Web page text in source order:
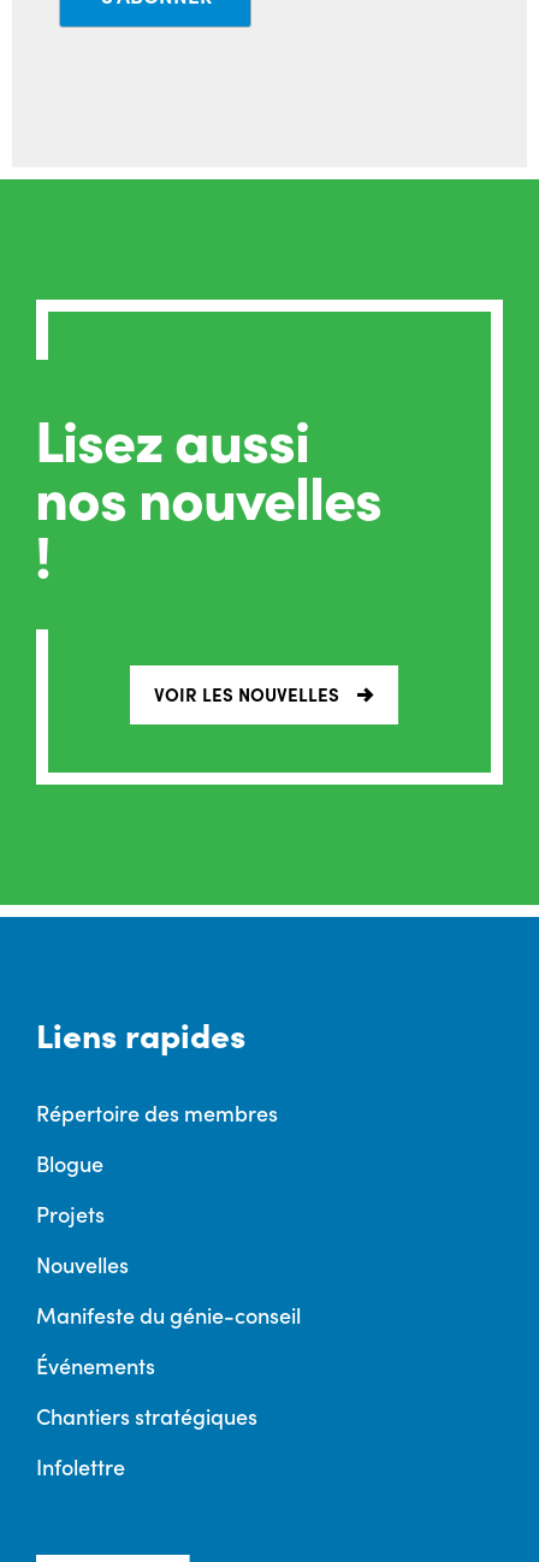
Lisez aussi
nos nouvelles
!
VOIR LES NOUVELLES
Liens rapides
Répertoire des membres
Blogue
Projets
Nouvelles
Manifeste du génie-conseil
Événements
Chantiers stratégiques
Infolettre